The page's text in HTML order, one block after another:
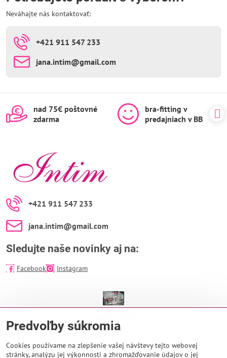
Neváhajte nás kontaktovať:
+421 911 547 233
jana​.intim​@gmail​.com
nad 75€ poštovné
zdarma
bra-fitting v
predajniach v BB
+421 911 547 233
jana​.intim​@gmail​.com
Sledujte naše novinky aj na:
Facebook Instagram
EUROPA SC
974 01 Banská Bystrica
Predvoľby súkromia
Cookies používame na zlepšenie vašej návštevy tejto webovej
stránky, analýzu jej výkonnosti a zhromažďovanie údajov o jej